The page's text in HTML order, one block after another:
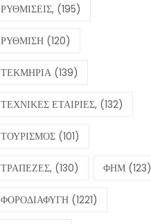
ΡΥΘΜΙΣΕΙΣ, (195)
ΡΥΘΜΙΣΗ (120)
ΤΕΚΜΗΡΙΑ (139)
ΤΕΧΝΙΚΕΣ ΕΤΑΙΡΙΕΣ, (132)
ΤΟΥΡΙΣΜΟΣ (101)
ΤΡΑΠΕΖΕΣ, (130) ΦΗΜ (123)
ΦΟΡΟΔΙΑΦΥΓΗ (1221)